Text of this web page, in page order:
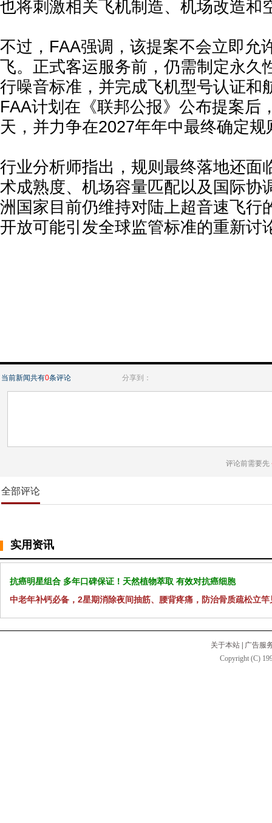
也将刺激相关飞机制造、机场改造和
不过，FAA强调，该提案不会立即允
飞。正式客运服务前，仍需制定永久
行噪音标准，并完成飞机型号认证和
FAA计划在《联邦公报》公布提案后
天，并力争在2027年年中最终确定规
行业分析师指出，规则最终落地还面
术成熟度、机场容量匹配以及国际协
洲国家目前仍维持对陆上超音速飞行
开放可能引发全球监管标准的重新讨
当前新闻共有0条评论 分享到：
评论前需要先
全部评论
实用资讯
抗癌明星组合 多年口碑保证！天然植物萃取 有效对抗癌细胞
中老年补钙必备，2星期消除夜间抽筋、腰背疼痛，防治骨质疏松立竿
关于本站
广告服
Copyright (C)